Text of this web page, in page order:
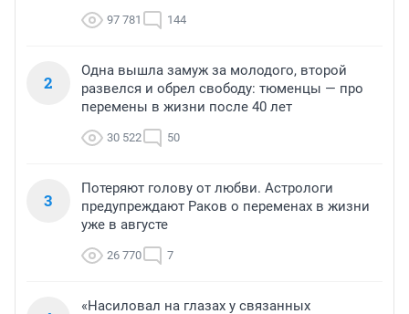
97 781 144
2
Одна вышла замуж за молодого, второй
развелся и обрел свободу: тюменцы — про
перемены в жизни после 40 лет
30 522 50
3
Потеряют голову от любви. Астрологи
предупреждают Раков о переменах в жизни
уже в августе
26 770 7
«Насиловал на глазах у связанных